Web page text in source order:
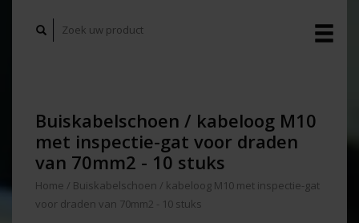
Buiskabelschoen / kabeloog M10
met inspectie-gat voor draden
van 70mm2 - 10 stuks
Home / Buiskabelschoen / kabeloog M10 met inspectie-gat
voor draden van 70mm2 - 10 stuks